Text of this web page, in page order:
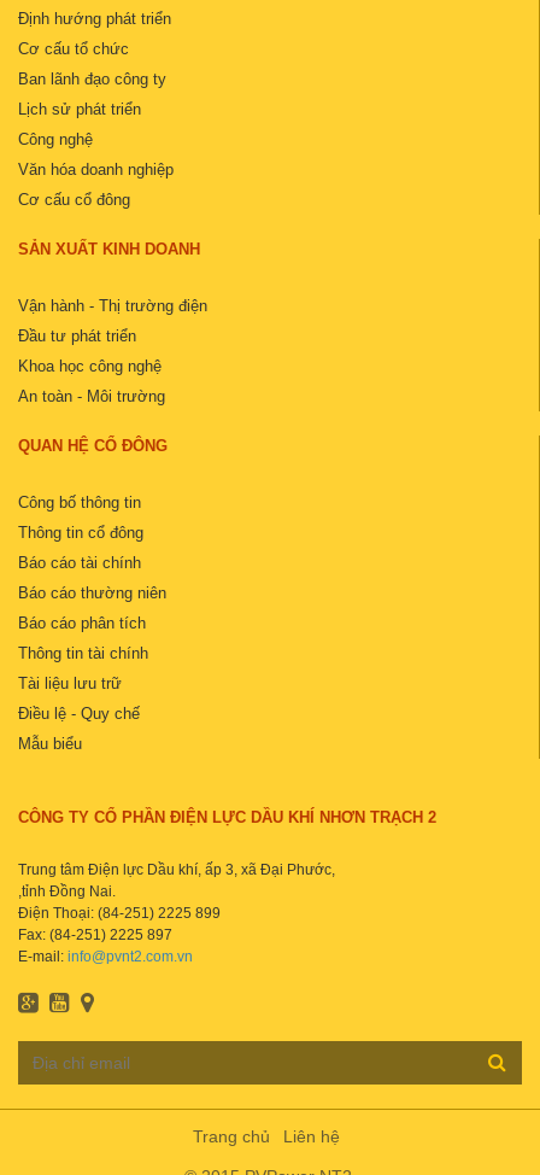
Định hướng phát triển
Cơ cấu tổ chức
Ban lãnh đạo công ty
Lịch sử phát triển
Công nghệ
Văn hóa doanh nghiệp
Cơ cấu cổ đông
SẢN XUẤT KINH DOANH
Vận hành - Thị trường điện
Đầu tư phát triển
Khoa học công nghệ
An toàn - Môi trường
QUAN HỆ CỔ ĐÔNG
Công bố thông tin
Thông tin cổ đông
Báo cáo tài chính
Báo cáo thường niên
Báo cáo phân tích
Thông tin tài chính
Tài liệu lưu trữ
Điều lệ - Quy chế
Mẫu biểu
CÔNG TY CỔ PHẦN ĐIỆN LỰC DẦU KHÍ NHƠN TRẠCH 2
Trung tâm Điện lực Dầu khí, ấp 3, xã Đại Phước,
,tỉnh Đồng Nai.
Điện Thoại: (84-251) 2225 899
Fax: (84-251) 2225 897
E-mail: info@pvnt2.com.vn
Trang chủ Liên hệ